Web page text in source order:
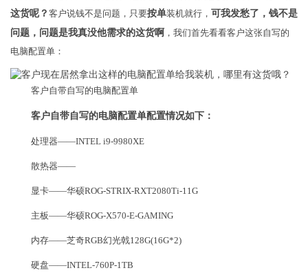
这货呢？ ​客户说钱不是问题，只要按单装机就行， 可我发愁了，钱不是
问题，问题是我真没他需求的这货啊 ，我们首先看看客户这张自写的
电脑配置单：
客户自带自写的电脑配置单
客户自带自写的电脑配置单配置情况如下：
处理器——INTEL i9-9980XE
散热器——
显卡——华硕ROG-STRIX-RXT2080Ti-11G
主板——华硕ROG-X570-E-GAMING
内存——芝奇RGB幻光戟128G(16G*2)
硬盘——INTEL-760P-1TB